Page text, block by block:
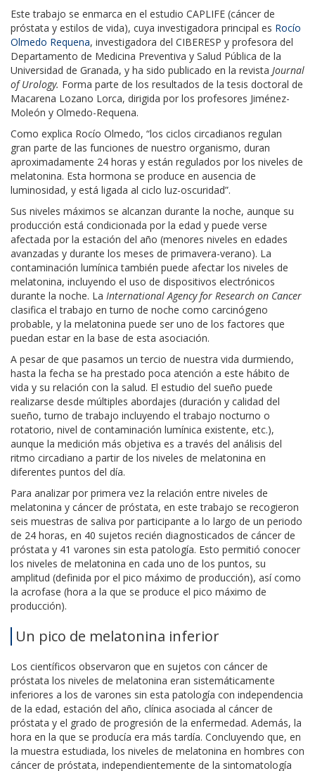
Este trabajo se enmarca en el estudio CAPLIFE (cáncer de
próstata y estilos de vida), cuya investigadora principal es Rocío
Olmedo Requena, investigadora del CIBERESP y profesora del
Departamento de Medicina Preventiva y Salud Pública de la
Universidad de Granada, y ha sido publicado en la revista Journal
of Urology. Forma parte de los resultados de la tesis doctoral de
Macarena Lozano Lorca, dirigida por los profesores Jiménez-
Moleón y Olmedo-Requena.
Como explica Rocío Olmedo, “los ciclos circadianos regulan
gran parte de las funciones de nuestro organismo, duran
aproximadamente 24 horas y están regulados por los niveles de
melatonina. Esta hormona se produce en ausencia de
luminosidad, y está ligada al ciclo luz-oscuridad”.
Sus niveles máximos se alcanzan durante la noche, aunque su
producción está condicionada por la edad y puede verse
afectada por la estación del año (menores niveles en edades
avanzadas y durante los meses de primavera-verano). La
contaminación lumínica también puede afectar los niveles de
melatonina, incluyendo el uso de dispositivos electrónicos
durante la noche. La International Agency for Research on Cancer
clasifica el trabajo en turno de noche como carcinógeno
probable, y la melatonina puede ser uno de los factores que
puedan estar en la base de esta asociación.
A pesar de que pasamos un tercio de nuestra vida durmiendo,
hasta la fecha se ha prestado poca atención a este hábito de
vida y su relación con la salud. El estudio del sueño puede
realizarse desde múltiples abordajes (duración y calidad del
sueño, turno de trabajo incluyendo el trabajo nocturno o
rotatorio, nivel de contaminación lumínica existente, etc.),
aunque la medición más objetiva es a través del análisis del
ritmo circadiano a partir de los niveles de melatonina en
diferentes puntos del día.
Para analizar por primera vez la relación entre niveles de
melatonina y cáncer de próstata, en este trabajo se recogieron
seis muestras de saliva por participante a lo largo de un periodo
de 24 horas, en 40 sujetos recién diagnosticados de cáncer de
próstata y 41 varones sin esta patología. Esto permitió conocer
los niveles de melatonina en cada uno de los puntos, su
amplitud (definida por el pico máximo de producción), así como
la acrofase (hora a la que se produce el pico máximo de
producción).
Un pico de melatonina inferior
Los científicos observaron que en sujetos con cáncer de
próstata los niveles de melatonina eran sistemáticamente
inferiores a los de varones sin esta patología con independencia
de la edad, estación del año, clínica asociada al cáncer de
próstata y el grado de progresión de la enfermedad. Además, la
hora en la que se producía era más tardía. Concluyendo que, en
la muestra estudiada, los niveles de melatonina en hombres con
cáncer de próstata, independientemente de la sintomatología